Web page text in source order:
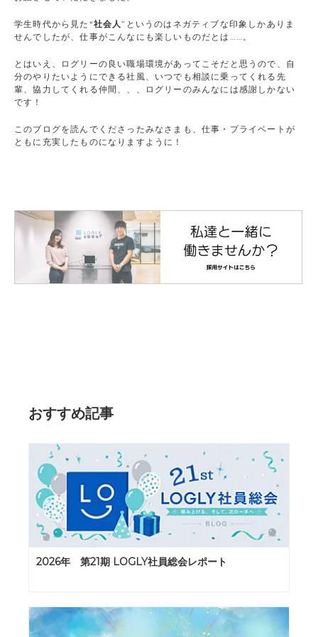
学生時代から見た“社会人”というのはネガティブな印象しかありま
せんでしたが、仕事がこんなにも楽しいものだとは……。
とはいえ、ログリーの良い職場環境があってこそだと思うので、自
分のやりたいようにできる社風、いつでも相談に乗ってくれる先
輩、協力してくれる仲間、、、ログリーのみんなには感謝しかない
です！
このブログを読んでくださったみなさまも、仕事・プライベートが
ともに充実したものになりますように！
おすすめ記事
2026年 第21期 LOGLY社員総会レポート